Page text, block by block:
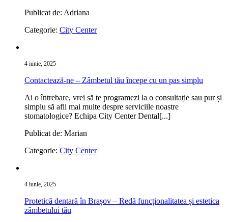
Publicat de: Adriana
Categorie: City Center
4 iunie, 2025
Contactează-ne – Zâmbetul tău începe cu un pas simplu
Ai o întrebare, vrei să te programezi la o consultație sau pur și
simplu să afli mai multe despre serviciile noastre
stomatologice? Echipa City Center Dental[...]
Publicat de: Marian
Categorie: City Center
4 iunie, 2025
Protetică dentară în Brașov – Redă funcționalitatea și estetica
zâmbetului tău